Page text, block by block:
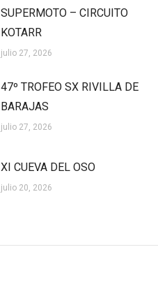
SUPERMOTO – CIRCUITO
KOTARR
julio 27, 2026
47º TROFEO SX RIVILLA DE
BARAJAS
julio 27, 2026
XI CUEVA DEL OSO
julio 20, 2026